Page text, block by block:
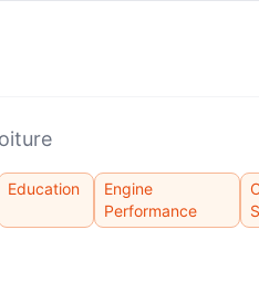
Education
Engine
Performance